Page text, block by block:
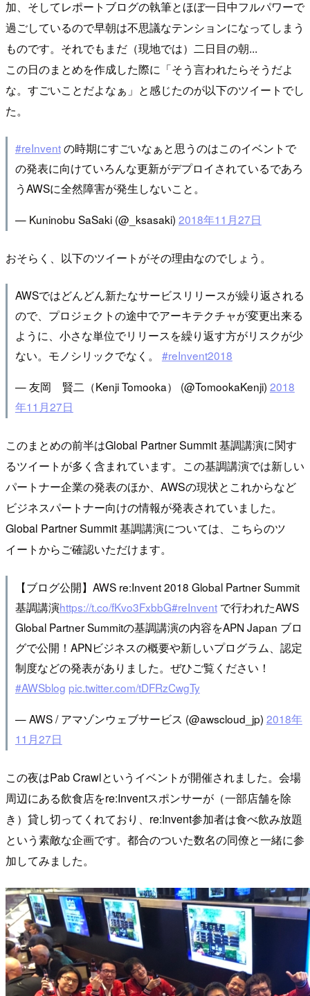
加、そしてレポートブログの執筆とほぼ一日中フルパワーで
過ごしているので早朝は不思議なテンションになってしまう
ものです。それでもまだ（現地では）二日目の朝...
この日のまとめを作成した際に「そう言われたらそうだよ
な。すごいことだよなぁ」と感じたのが以下のツイートでし
た。
#reInventの時期にすごいなぁと思うのはこのイベントで
の発表に向けていろんな更新がデプロイされているであろ
うAWSに全然障害が発生しないこと。
— Kuninobu SaSaki (@_ksasaki) 2018年11月27日
おそらく、以下のツイートがその理由なのでしょう。
AWSではどんどん新たなサービスリリースが繰り返される
ので、プロジェクトの途中でアーキテクチャが変更出来る
ように、小さな単位でリリースを繰り返す方がリスクが少
ない。モノシリックでなく。 #reInvent2018
— 友岡 賢二（Kenji Tomooka） (@TomookaKenji) 2018
年11月27日
このまとめの前半はGlobal Partner Summit 基調講演に関す
るツイートが多く含まれています。この基調講演では新しい
パートナー企業の発表のほか、AWSの現状とこれからなど
ビジネスパートナー向けの情報が発表されていました。
Global Partner Summit 基調講演については、こちらのツ
イートからご確認いただけます。
【ブログ公開】AWS re:Invent 2018 Global Partner Summit
基調講演https://t.co/fKvo3FxbbG#reInventで行われたAWS
Global Partner Summitの基調講演の内容をAPN Japan ブロ
グで公開！APNビジネスの概要や新しいプログラム、認定
制度などの発表がありました。ぜひご覧ください！
#AWSblog pic.twitter.com/tDFRzCwgTy
— AWS / アマゾンウェブサービス (@awscloud_jp) 2018年
11月27日
この夜はPab Crawlというイベントが開催されました。会場
周辺にある飲食店をre:Inventスポンサーが（一部店舗を除
き）貸し切ってくれており、re:Invent参加者は食べ飲み放題
という素敵な企画です。都合のついた数名の同僚と一緒に参
加してみました。